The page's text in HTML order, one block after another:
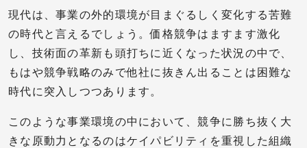
現代は、事業の外的環境が目まぐるしく変化する苦難
の時代と言えるでしょう。価格競争はますます激化
し、技術面の革新も頭打ちに近くなった状況の中で、
もはや競争戦略のみで他社に抜きん出ることは困難な
時代に突入しつつあります。
このような事業環境の中において、競争に勝ち抜く大
きな原動力となるのはケイパビリティを重視した組織